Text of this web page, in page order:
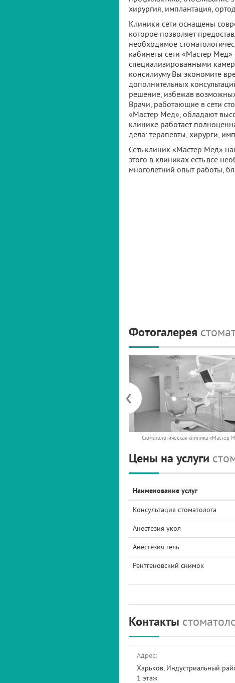
хирургия, имплантация,
Клиники сети оснащены
которое позволяет
необходимое
кабинеты сети «Мастер
специализированными
консилиуму Вы экономите
дополнительных
решение, избежав
Врачи, работающие в сети
«Мастер Мед», обладают
клинике работает
дела: терапевты, хирурги,
Сеть клиник «Мастер Мед»
этого в клиниках есть все
многолетний опыт работы,
Фотогалерея
Стоматологическая клиника «Мастер
‹
Цены на услуги
Наименование услуг
Консультация стоматолога
Анестезия укол
Анестезия гель
Рентгеновский снимок
Контакты
Адрес:
Харьков, Индустриальный
1 этаж